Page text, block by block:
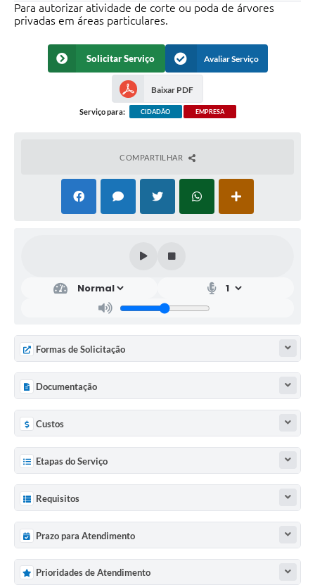
Para autorizar atividade de corte ou poda de árvores
privadas em áreas particulares.
Solicitar Serviço Avaliar Serviço
Baixar PDF
Serviço para: CIDADÃO EMPRESA
COMPARTILHAR
Formas de Solicitação
Documentação
Custos
Etapas do Serviço
Requisitos
Prazo para Atendimento
Prioridades de Atendimento